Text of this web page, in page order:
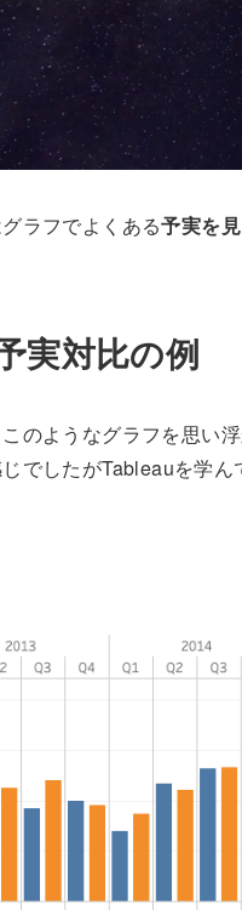
ラフでよくある予実を
実対比の例
のようなグラフを思い
でしたがTableauを学